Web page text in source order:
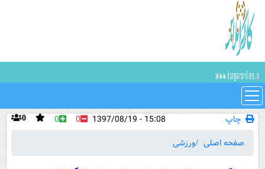
چاپ 0 0 0
15:08 - 1397/08/19
صفحه اصلی
ورزشی